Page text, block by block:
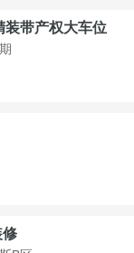
装带产权大车位